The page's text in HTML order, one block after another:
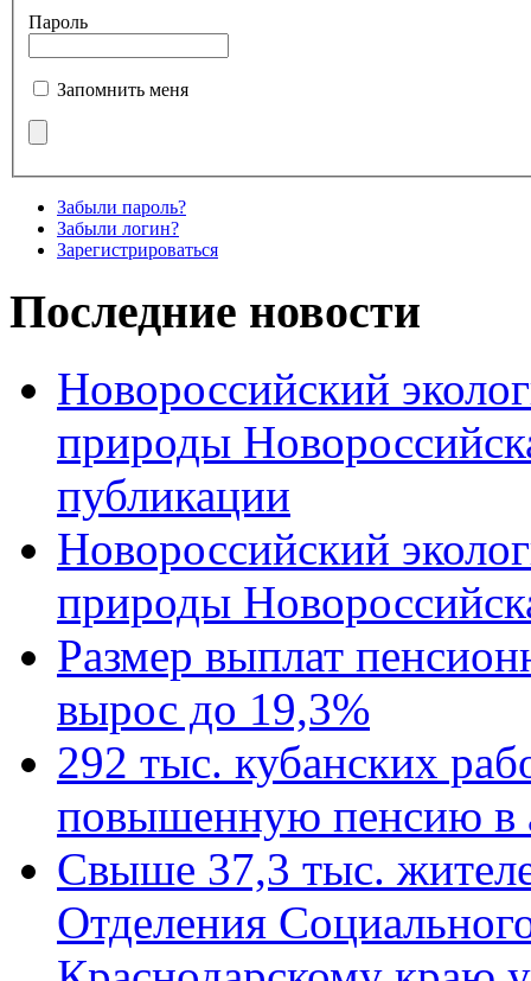
Пароль
Запомнить меня
Забыли пароль?
Забыли логин?
Зарегистрироваться
Последние новости
Новороссийский
природы
публикации
Новороссийский
природы
Размер выплат
вырос до 19,3%
292 тыс. кубанских
повышенную пенсию в
Свыше 37,3 тыс.
Отделения